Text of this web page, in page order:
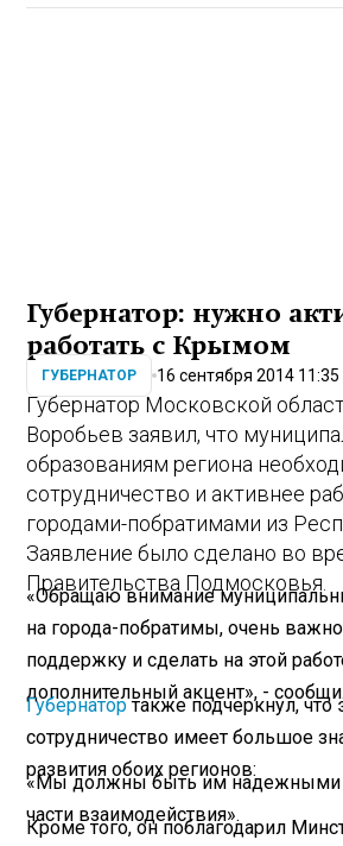
Губернатор: нужно
работать с Крымом
ГУБЕРНАТОР 16 сентября 2014 11:35
Губернатор Московской
Воробьев заявил, что
образованиям региона
сотрудничество и активнее
городами-побратимами из
Заявление было сделано во
Правительства Подмосковья.
«Обращаю внимание
на города-побратимы, очень
поддержку и сделать на этой
дополнительный акцент», -
Губернатортакже подчеркнул, что
сотрудничество имеет большое
развития обоих регионов:
«Мы должны быть им надежными
части взаимодействия».
Кроме того, он поблагодарил